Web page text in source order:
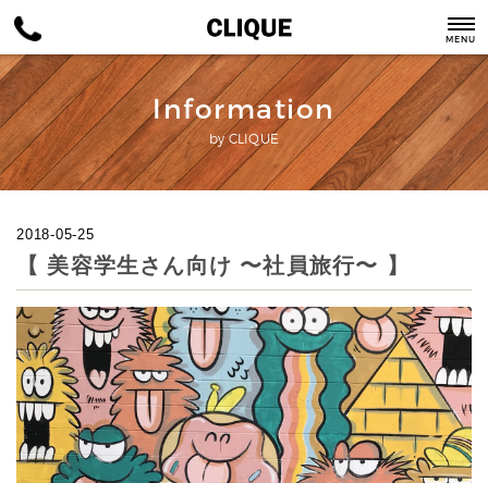
MENU
Information
by CLIQUE
2018-05-25
【 美容学生さん向け 〜社員旅行〜 】